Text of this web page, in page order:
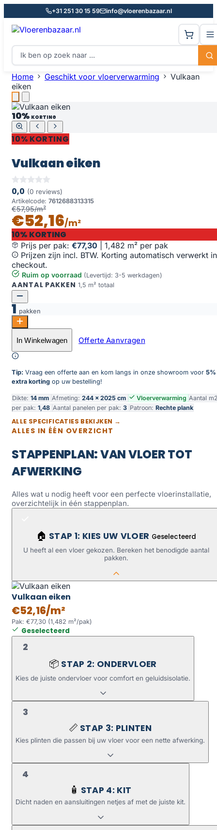
+31 251 30 15 59 info@vloerenbazaar.nl
Home Geschikt voor vloerverwarming
Vulkaan
eiken
10% KORTING
10% KORTING
Vulkaan eiken
0,0 (0 reviews)
Artikelcode: 7612688313315
€57,95/m²
€52,16/m²
10% KORTING
Prijs per pak: €77,30
1,482 m² per pak
Prijzen zijn incl. BTW. Korting automatisch verwerkt in
checkout.
Ruim op voorraad (Levertijd: 3-5 werkdagen)
AANTAL PAKKEN 1,5 m² totaal
1 pakken
Vulkaan eiken aantal
Toevoegen aan winkelwagen
In Winkelwagen Offerte Aanvragen
Tip: Vraag een offerte aan en kom langs in onze showroom voor 5%
extra korting op uw bestelling!
Dikte: 14 mm Afmeting: 244 × 2025 cm Vloerverwarming Aantal
per pak: 1,48 Aantal panelen per pak: 3 Patroon: Rechte plank
ALLE SPECIFICATIES BEKIJKEN →
ALLES IN ÉÉN OVERZICHT
STAPPENPLAN: VAN VLOER TOT
AFWERKING
Alles wat u nodig heeft voor een perfecte vloerinstallatie,
overzichtelijk in één stappenplan.
🏠 STAP 1: KIES UW VLOER Geselecteerd
U heeft al een vloer gekozen. Bereken het benodigde aantal
pakken.
Vulkaan eiken
€52,16/m²
Pak: €77,30 (1,482 m²/pak)
Geselecteerd
2
📦 STAP 2: ONDERVLOER
Kies de juiste ondervloer voor comfort en geluidsisolatie.
3
📏 STAP 3: PLINTEN
Kies plinten die passen bij uw vloer voor een nette afwerking.
4
🧴 STAP 4: KIT
Dicht naden en aansluitingen netjes af met de juiste kit.